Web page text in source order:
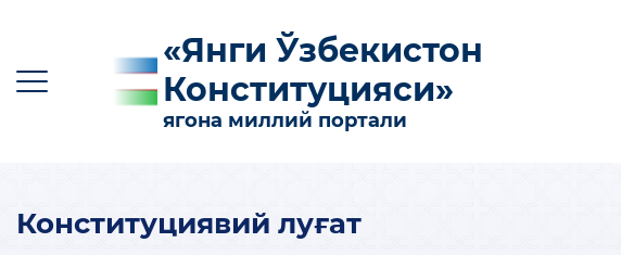
O‘z Ру
«Янги Ўзбекистон
Конституцияси»
ягона миллий портали
Конституциявий луғат